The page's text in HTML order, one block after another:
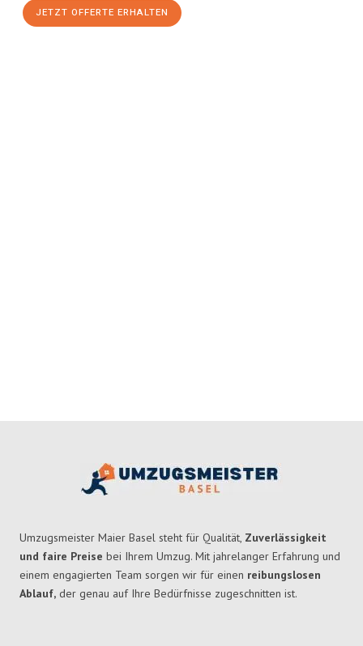
JETZT OFFERTE ERHALTEN
Umzugsmeister Maier Basel steht für Qualität, Zuverlässigkeit
und faire Preise bei Ihrem Umzug. Mit jahrelanger Erfahrung und
einem engagierten Team sorgen wir für einen reibungslosen
Ablauf, der genau auf Ihre Bedürfnisse zugeschnitten ist.